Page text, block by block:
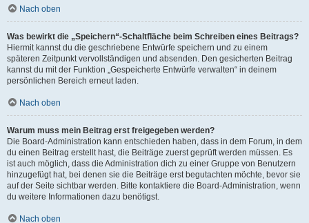
Nach oben
Was bewirkt die „Speichern“-Schaltfläche beim Schreiben eines Beitrags?
Hiermit kannst du die geschriebene Entwürfe speichern und zu einem
späteren Zeitpunkt vervollständigen und absenden. Den gesicherten Beitrag
kannst du mit der Funktion „Gespeicherte Entwürfe verwalten“ in deinem
persönlichen Bereich erneut laden.
Nach oben
Warum muss mein Beitrag erst freigegeben werden?
Die Board-Administration kann entschieden haben, dass in dem Forum, in dem
du einen Beitrag erstellt hast, die Beiträge zuerst geprüft werden müssen. Es
ist auch möglich, dass die Administration dich zu einer Gruppe von Benutzern
hinzugefügt hat, bei denen sie die Beiträge erst begutachten möchte, bevor sie
auf der Seite sichtbar werden. Bitte kontaktiere die Board-Administration, wenn
du weitere Informationen dazu benötigst.
Nach oben